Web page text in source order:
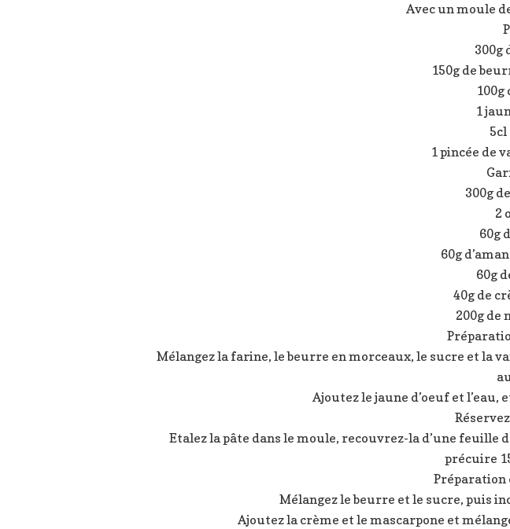
Avec un moule
300g
150g de
100g
1
5cl
1 pincée de
300g
2
60g
60g
60g
40g de
200g de
Mélangez la farine, le beurre en morceaux, le sucre et la
Ajoutez le jaune d’oeuf et
Etalez la pâte dans le moule, recouvrez-la d’une
précuire
Préparation
Mélangez le beurre et le sucre, puis
Ajoutez la crème et le mascarpone et